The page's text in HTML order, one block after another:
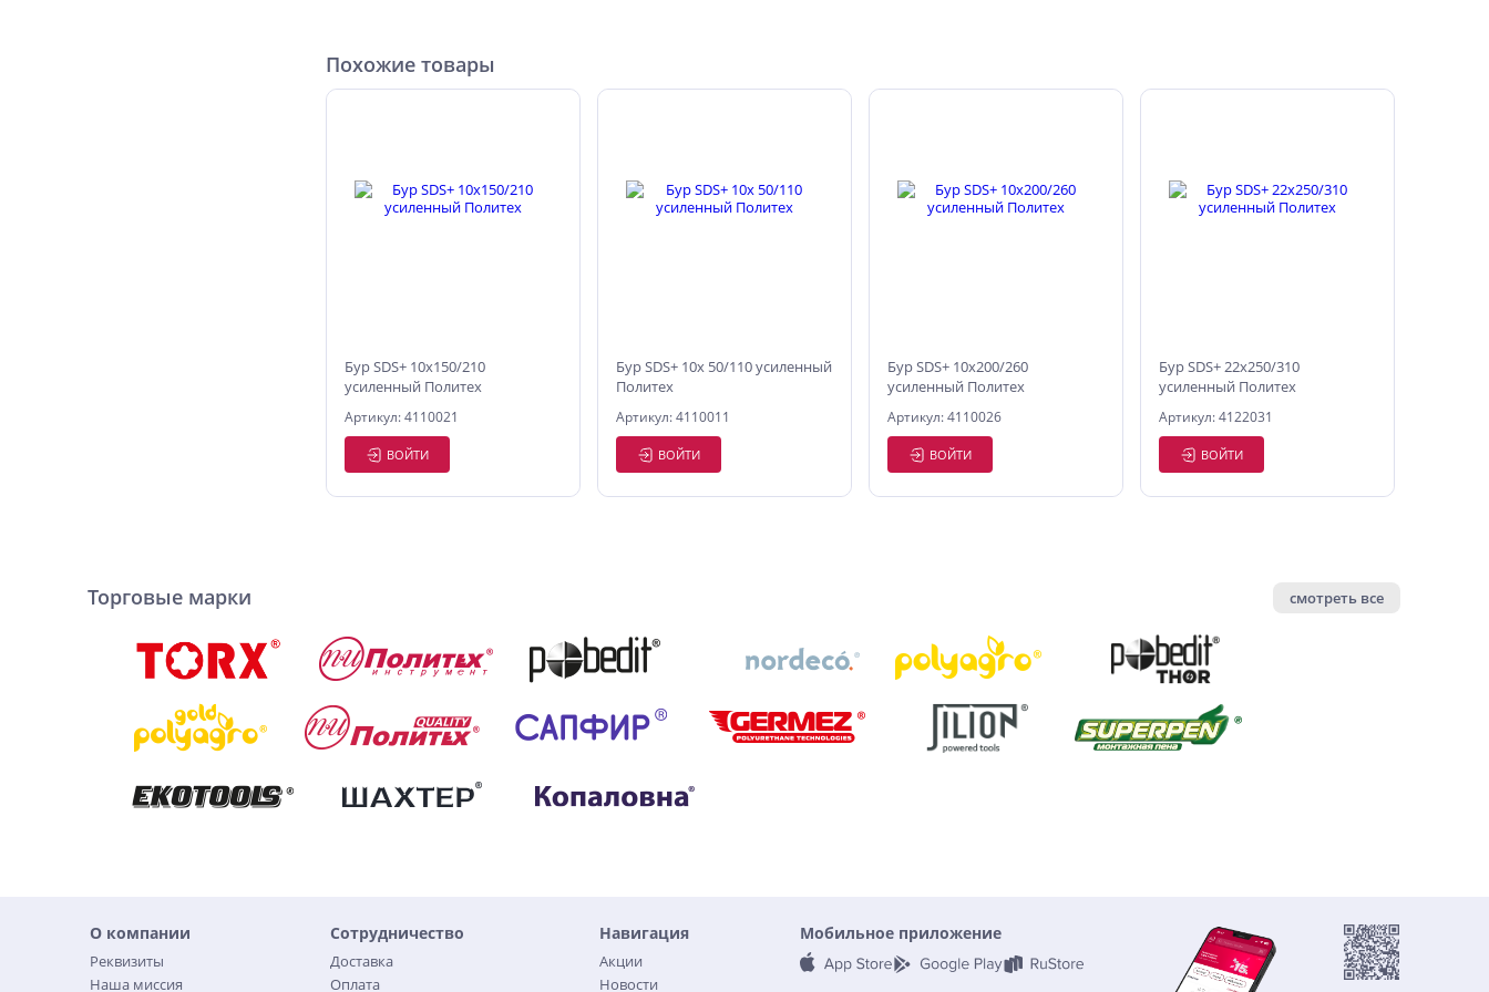
Похожие товары
Бур SDS+ 10х150/210
усиленный Политех
Артикул: 4110021
ВОЙТИ
Бур SDS+ 10х 50/110 усиленный
Политех
Артикул: 4110011
ВОЙТИ
Бур SDS+ 10х200/260
усиленный Политех
Артикул: 4110026
ВОЙТИ
Бур SDS+ 22х250/310
усиленный Политех
Артикул: 4122031
ВОЙТИ
Торговые марки смотреть все
О компании
Реквизиты
Наша миссия
Сотрудничество
Доставка
Оплата
Навигация
Акции
Новости
Мобильное приложение